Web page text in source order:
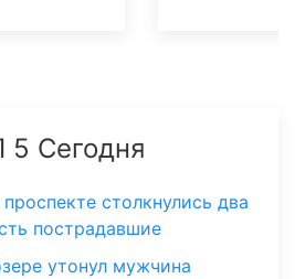
5 Сегодня
столкнулись два
пострадавшие
утонул мужчина